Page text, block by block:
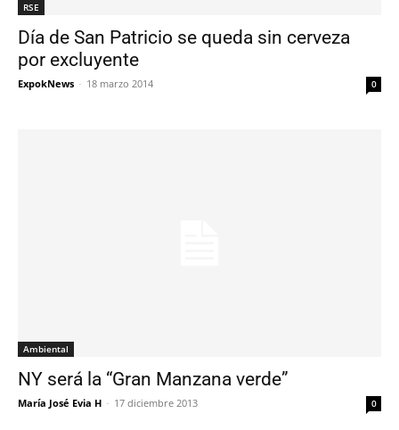
RSE
Día de San Patricio se queda sin cerveza
por excluyente
ExpokNews - 18 marzo 2014 0
Ambiental
NY será la “Gran Manzana verde”
María José Evia H - 17 diciembre 2013 0